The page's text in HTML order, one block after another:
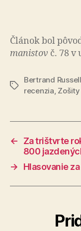
Článok bol
ma­nis­tov č. 78 v
Značky
Bertrand Russell
recenzia
←
Za trištvrte
800
→
Hlasovanie